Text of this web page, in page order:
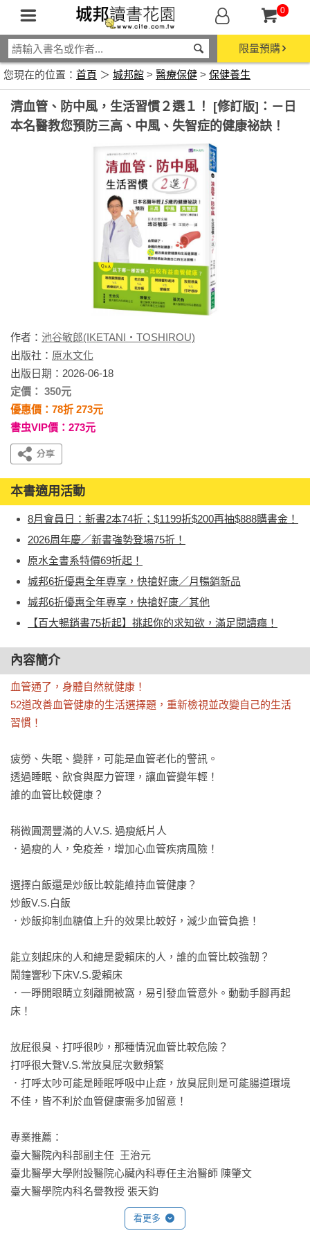
0
限量預購
您現在的位置： 首頁 ＞ 城邦館 > 醫療保健 > 保健養生
清血管、防中風，生活習慣２選１！ [修訂版]：－日
本名醫教您預防三高、中風、失智症的健康祕訣！
作者： 池谷敏郎(IKETANI・TOSHIROU)
出版社： 原水文化
出版日期：2026-06-18
定價： 350元
優惠價：78折 273元
書虫VIP價：273元
本書適用活動
8月會員日：新書2本74折；$1199折$200再抽$888購書金！
2026周年慶／新書強勢登場75折！
原水全書系特價69折起！
城邦6折優惠全年專享，快搶好康／月暢銷新品
城邦6折優惠全年專享，快搶好康／其他
【百大暢銷書75折起】挑起你的求知欲，滿足閱讀癮！
內容簡介
血管通了，身體自然就健康！
52道改善血管健康的生活選擇題，重新檢視並改變自己的生活
習慣！
疲勞、失眠、變胖，可能是血管老化的警訊。
透過睡眠、飲食與壓力管理，讓血管變年輕！
誰的血管比較健康？
稍微圓潤豐滿的人V.S. 過瘦紙片人
．過瘦的人，免疫差，增加心血管疾病風險！
選擇白飯還是炒飯比較能維持血管健康？
炒飯V.S.白飯
．炒飯抑制血糖值上升的效果比較好，減少血管負擔！
能立刻起床的人和總是愛賴床的人，誰的血管比較強韌？
鬧鐘響秒下床V.S.愛賴床
．一睜開眼睛立刻離開被窩，易引發血管意外。動動手腳再起
床！
放屁很臭、打呼很吵，那種情況血管比較危險？
打呼很大聲V.S.常放臭屁次數頻繁
．打呼太吵可能是睡眠呼吸中止症，放臭屁則是可能腸道環境
不佳，皆不利於血管健康需多加留意！
專業推薦：
臺大醫院內科部副主任  王治元
臺北醫學大學附設醫院心臟內科專任主治醫師 陳肇文
臺大醫學院内科名譽教授 張天鈞
看更多